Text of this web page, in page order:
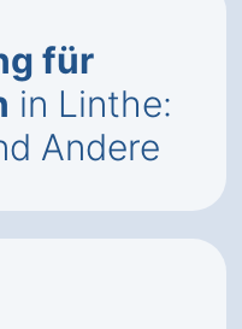
für
in Linthe:
Andere